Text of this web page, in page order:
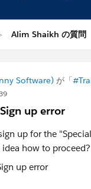
Alim Shaikh の質問
Software) が「
up error
up for the
idea how to